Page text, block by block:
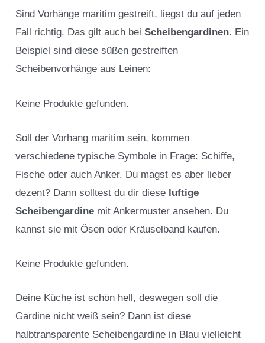
Sind Vorhänge maritim gestreift, liegst du auf jeden
Fall richtig. Das gilt auch beiScheibengardinen. Ein
Beispiel sind diese süßen gestreiften
Scheibenvorhänge aus Leinen:
Keine Produkte gefunden.
Soll der Vorhang maritim sein, kommen
verschiedene typische Symbole in Frage: Schiffe,
Fische oder auch Anker. Du magst es aber lieber
dezent? Dann solltest du dir diese luftige
Scheibengardine mit Ankermuster ansehen. Du
kannst sie mit Ösen oder Kräuselband kaufen.
Keine Produkte gefunden.
Deine Küche ist schön hell, deswegen soll die
Gardine nicht weiß sein? Dann ist diese
halbtransparente Scheibengardine in Blau vielleicht